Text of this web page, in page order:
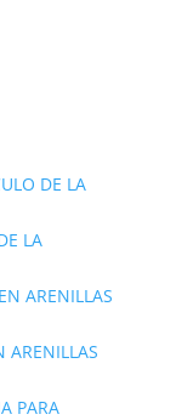
DE LA
LA
ARENILLAS
ARENILLAS
PARA